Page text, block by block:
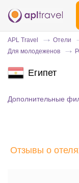
APL Travel Отели
Для молодеженов
Египет
Дополнительные
Отзывы о